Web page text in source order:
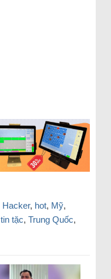
Hacker, hot, Mỹ,
tin tặc, Trung Quốc,